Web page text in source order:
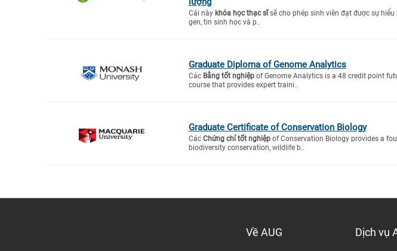
Cái này khóa học thạc sĩsẽ cho phép sinh viên đạt được sự hiểu
gen, tin sinh học và p..
Graduate Diploma of Genome Analytics
Các Bằng tốt nghiệpof Genome Analytics is a 48 credit point
course that provides expert traini..
Graduate Certificate of Conservation Biology
Các Chứng chỉ tốt nghiệpof Conservation Biology provides a
biodiversity conservation, wildlife b..
Về AUG Dịch vụ